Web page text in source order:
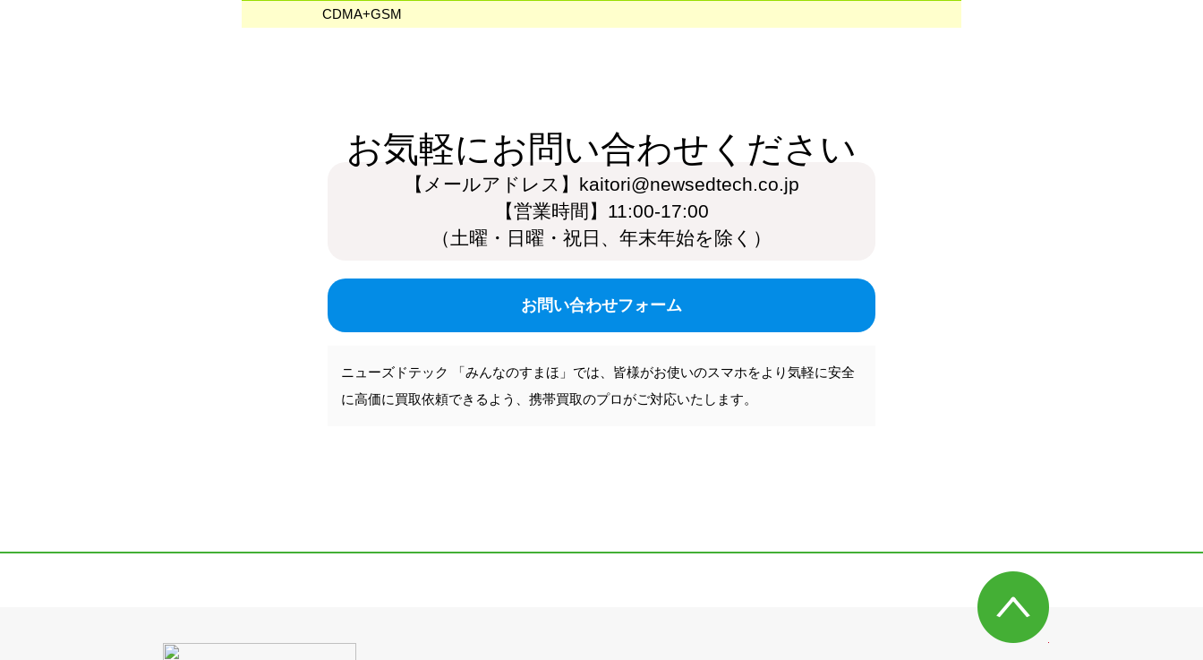
CDMA+GSM
お気軽にお問い合わせください
【メールアドレス】kaitori@newsedtech.co.jp
【営業時間】11:00-17:00
（土曜・日曜・祝日、年末年始を除く）
お問い合わせフォーム
ニューズドテック 「みんなのすまほ」では、皆様がお使いのスマホをより気軽に安全
に高価に買取依頼できるよう、携帯買取のプロがご対応いたします。